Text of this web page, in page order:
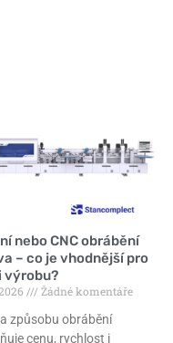
nebo CNC obrábění
– co je vhodnější pro
výrobu?
Žádné komentáře
způsobu obrábění
cenu, rychlost i